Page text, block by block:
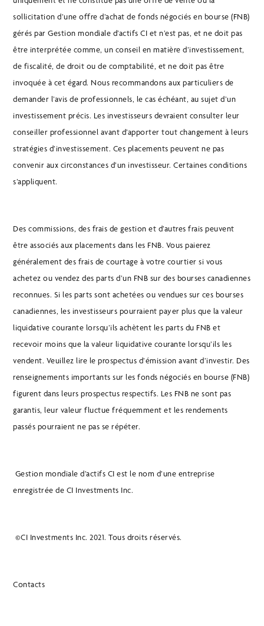
sollicitation d’une offre d’achat de fonds négociés en bourse (FNB)
gérés par Gestion mondiale d’actifs CI et n’est pas, et ne doit pas
être interprétée comme, un conseil en matière d’investissement,
de fiscalité, de droit ou de comptabilité, et ne doit pas être
invoquée à cet égard. Nous recommandons aux particuliers de
demander l’avis de professionnels, le cas échéant, au sujet d’un
investissement précis. Les investisseurs devraient consulter leur
conseiller professionnel avant d’apporter tout changement à leurs
stratégies d’investissement. Ces placements peuvent ne pas
convenir aux circonstances d’un investisseur. Certaines conditions
s’appliquent.
Des commissions, des frais de gestion et d’autres frais peuvent
être associés aux placements dans les FNB. Vous paierez
généralement des frais de courtage à votre courtier si vous
achetez ou vendez des parts d’un FNB sur des bourses canadiennes
reconnues. Si les parts sont achetées ou vendues sur ces bourses
canadiennes, les investisseurs pourraient payer plus que la valeur
liquidative courante lorsqu’ils achètent les parts du FNB et
recevoir moins que la valeur liquidative courante lorsqu’ils les
vendent. Veuillez lire le prospectus d’émission avant d’investir. Des
renseignements importants sur les fonds négociés en bourse (FNB)
figurent dans leurs prospectus respectifs. Les FNB ne sont pas
garantis, leur valeur fluctue fréquemment et les rendements
passés pourraient ne pas se répéter.
Gestion mondiale d’actifs CI est le nom d’une entreprise
enregistrée de CI Investments Inc.
©CI Investments Inc. 2021. Tous droits réservés.
Contacts